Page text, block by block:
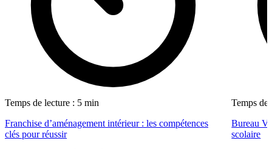
Temps de lecture : 5 min
Franchise d’aménagement intérieur : les compétences
clés pour réussir
Temps de
Bureau
scolaire